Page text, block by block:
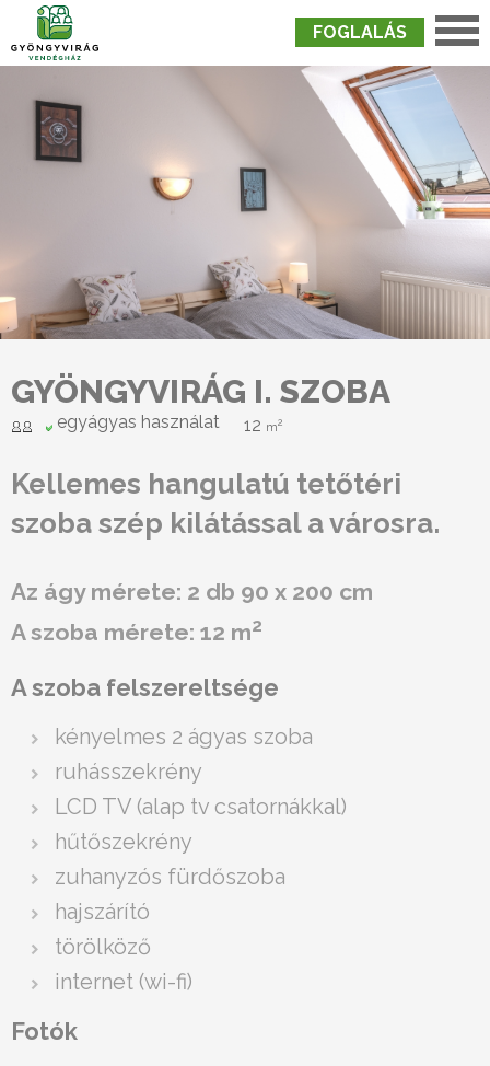
FOGLALÁS
GYÖNGYVIRÁG I. SZOBA
egyágyas használat 12 m2
Kellemes hangulatú tetőtéri
szoba szép kilátással a városra.
Az ágy mérete: 2 db 90 x 200 cm
A szoba mérete: 12 m2
A szoba felszereltsége
kényelmes 2 ágyas szoba
ruhásszekrény
LCD TV (alap tv csatornákkal)
hűtőszekrény
zuhanyzós fürdőszoba
hajszárító
törölköző
internet (wi-fi)
Fotók